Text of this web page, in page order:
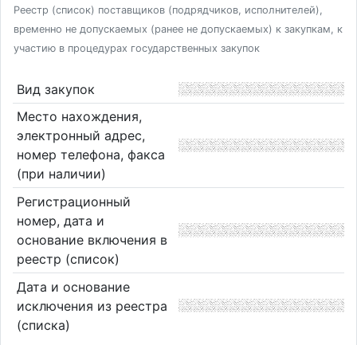
Реестр (список) поставщиков (подрядчиков, исполнителей),
временно не допускаемых (ранее не допускаемых) к закупкам, к
участию в процедурах государственных закупок
Вид закупок
Место нахождения,
электронный адрес,
номер телефона, факса
(при наличии)
Регистрационный
номер, дата и
основание включения в
реестр (список)
Дата и основание
исключения из реестра
(списка)